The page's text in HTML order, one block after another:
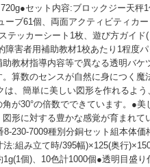
セット内容:ブロックジー天秤
ーブ61個、両面アクティビティカ
テッカーシート1枚、遊び方ガイド
障害者用補助教材1校あたり1程度
教材指導内容等で異なる透明バケ
算数のセンスが自然に身につく魔
は、簡単に美しい図形を作れるよ
が30°の倍数でできています。●美
形に対する豊かな感覚が育まれて
8-230-7009種別分銅セット組本体価
:組み立て時/395幅)×125(奥行
個)、10色計1000個●透明目盛り